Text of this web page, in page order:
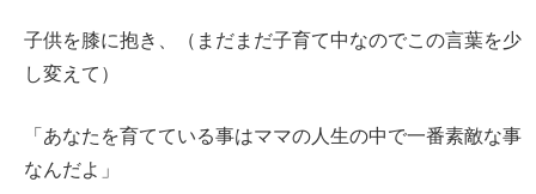
子供を膝に抱き、（まだまだ子育て中なのでこの言葉を少
し変えて）
「あなたを育てている事はママの人生の中で一番素敵な事
なんだよ」